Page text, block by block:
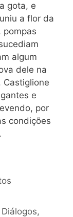
gota, e
a flor da
pompas
algum
dele na
Castiglione
e
por
condições
Diálogos,